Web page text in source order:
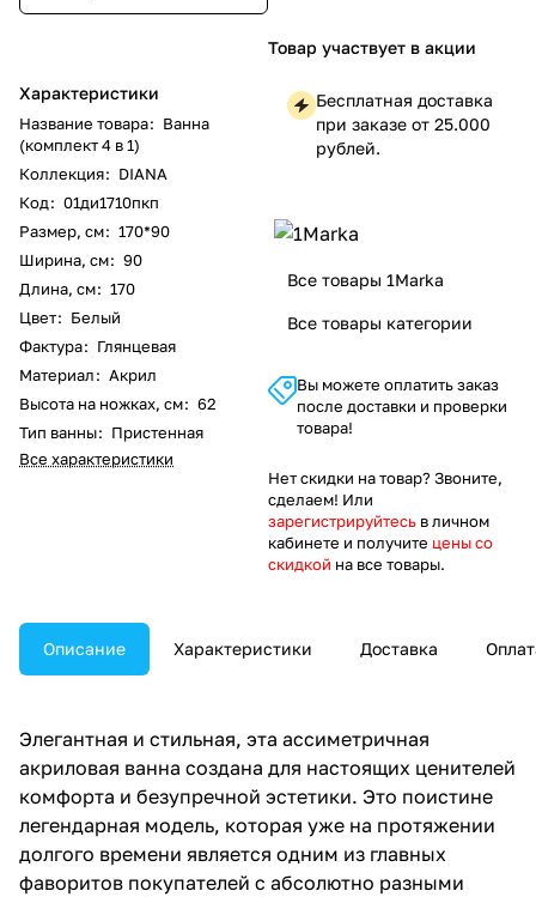
Характеристики
Название товара: Ванна
(комплект 4 в 1)
Коллекция: DIANA
Код: 01ди1710пкп
Размер, см: 170*90
Ширина, см: 90
Длина, см: 170
Цвет: Белый
Фактура: Глянцевая
Материал: Акрил
Высота на ножках, см: 62
Тип ванны: Пристенная
Все характеристики
Товар участвует в акции
Бесплатная доставка
при заказе от 25.000
рублей.
Все товары 1Marka
Все товары категории
Вы можете оплатить заказ
после доставки и проверки
товара!
Нет скидки на товар? Звоните,
сделаем! Или
зарегистрируйтесь в личном
кабинете и получите цены со
скидкой на все товары.
Описание Характеристики Доставка
Элегантная и стильная, эта ассиметричная
акриловая ванна создана для настоящих ценителей
комфорта и безупречной эстетики. Это поистине
легендарная модель, которая уже на протяжении
долгого времени является одним из главных
фаворитов покупателей с абсолютно разными